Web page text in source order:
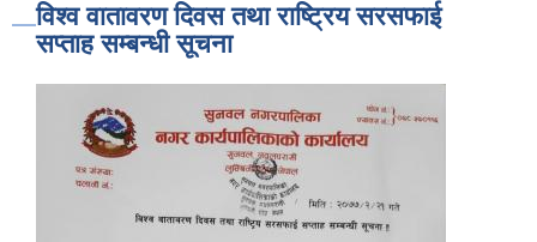
विश्व वातावरण दिवस तथा राष्ट्रिय सरसफाई
सप्ताह सम्बन्धी सूचना